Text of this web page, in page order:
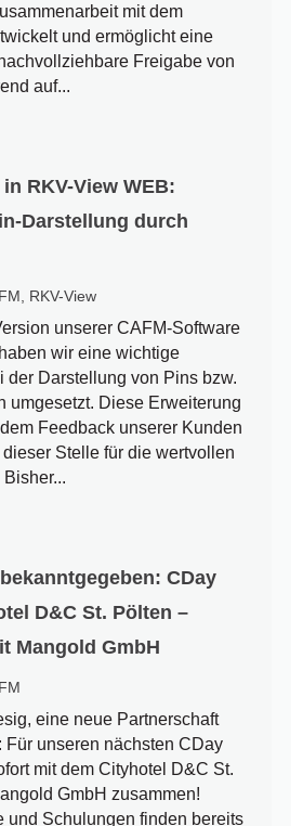
mit dem
und ermöglicht eine
Freigabe von
auf...
RKV-View WEB:
Darstellung durch
RKV-View
unserer CAFM-Software
wir eine wichtige
der Darstellung von Pins bzw.
umgesetzt. Diese Erweiterung
Feedback unserer Kunden
Stelle für die wertvollen
CDay
D&C St. Pölten –
Mangold GmbH
eine neue Partnerschaft
Für unseren nächsten CDay
mit dem Cityhotel D&C St.
GmbH zusammen!
und Schulungen finden bereits